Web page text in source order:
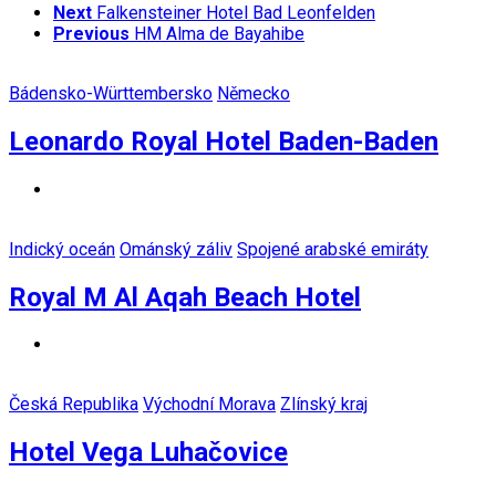
Next Falkensteiner Hotel Bad Leonfelden
Previous HM Alma de Bayahibe
Bádensko-Württembersko Německo
Leonardo Royal Hotel Baden-Baden
Indický oceán Ománský záliv Spojené arabské emiráty
Royal M Al Aqah Beach Hotel
Česká Republika Východní Morava Zlínský kraj
Hotel Vega Luhačovice